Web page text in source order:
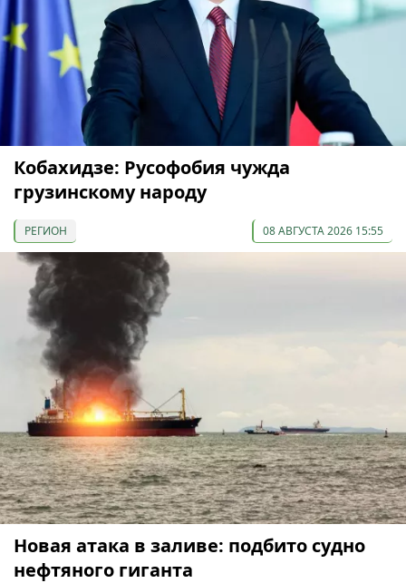
Кобахидзе: Русофобия чужда
грузинскому народу
РЕГИОН 08 АВГУСТА 2026 15:55
Новая атака в заливе: подбито судно
нефтяного гиганта